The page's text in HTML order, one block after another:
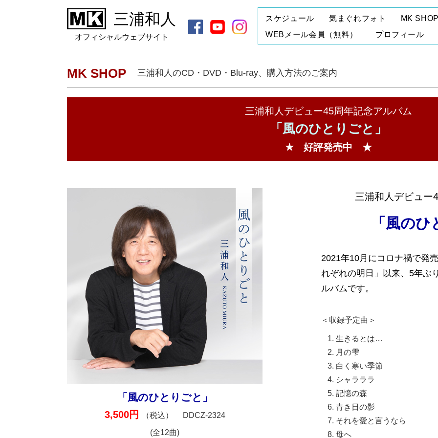
三浦和人
オフィシャルウェブサイト
スケジュール 気まぐれフォト
MK
WEBメール会員（無料）
プロフィール
MK SHOP 三浦和人のCD・DVD・Blu-ray、購入方法のご案内
三浦和人デビュー45周年記念アルバム
「風のひとりごと」
★ 好評発売中 ★
「風のひとりごと」
3,500円 （税込） DDCZ-2324
(全12曲)
三浦和人デビュー
「風の
2021年10月にコロナ禍で発
れぞれの明日」以来、5年ぶ
ルバムです。
＜収録予定曲＞
生きるとは…
月の雫
白く寒い季節
シャラララ
記憶の森
青き日の影
それを愛と言うなら
母へ